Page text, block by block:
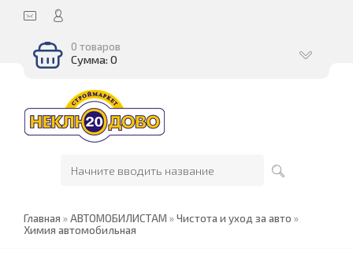
0 товаров
Сумма: 0
Главная »АВТОМОБИЛИСТАМ »Чистота и уход за авто »
Химия автомобильная